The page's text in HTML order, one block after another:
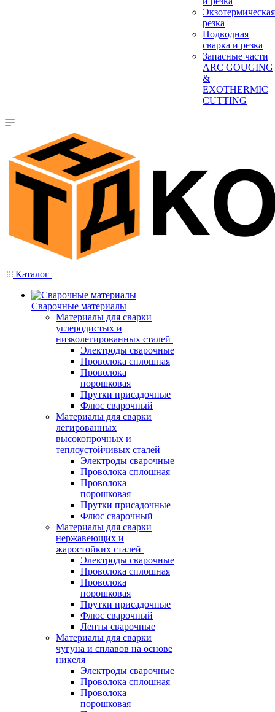
Экзотермическая
резка
Подводная
сварка и резка
Запасные части
ARC GOUGING
&
EXOTHERMIC
CUTTING
Каталог
Сварочные материалы
Материалы для сварки
углеродистых и
низколегированных сталей
Электроды сварочные
Проволока сплошная
Проволока
порошковая
Прутки присадочные
Флюс сварочный
Материалы для сварки
легированных
высокопрочных и
теплоустойчивых сталей
Электроды сварочные
Проволока сплошная
Проволока
порошковая
Прутки присадочные
Флюс сварочный
Материалы для сварки
нержавеющих и
жаростойких сталей
Электроды сварочные
Проволока сплошная
Проволока
порошковая
Прутки присадочные
Флюс сварочный
Ленты сварочные
Материалы для сварки
чугуна и сплавов на основе
никеля
Электроды сварочные
Проволока сплошная
Проволока
порошковая